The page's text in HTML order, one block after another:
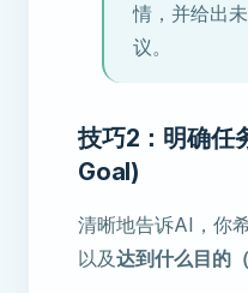
情，并给出
议。
技巧2：明确任
Goal)
清晰地告诉AI，你
以及达到什么目的